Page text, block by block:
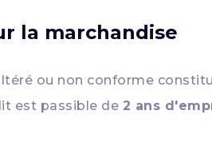
la marchandise
ou non conforme
est passible de 2 ans